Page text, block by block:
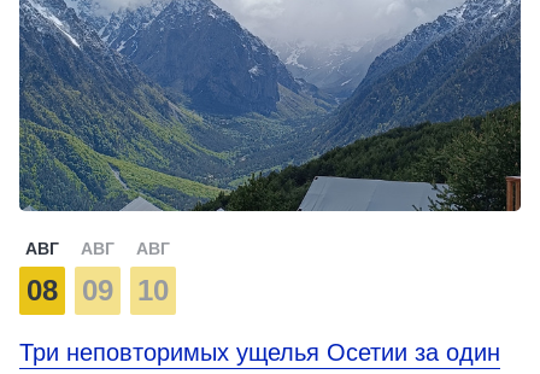
АВГ
08
АВГ
09
АВГ
10
Три неповторимых ущелья Осетии за один